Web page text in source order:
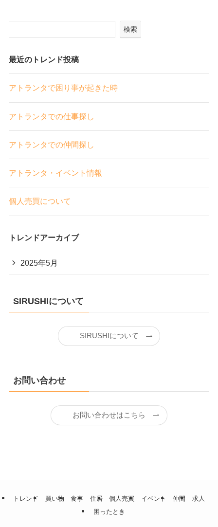
検索
最近のトレンド投稿
アトランタで困り事が起きた時
アトランタでの仕事探し
アトランタでの仲間探し
アトランタ・イベント情報
個人売買について
トレンドアーカイブ
2025年5月
SIRUSHIについて
SIRUSHIについて
お問い合わせ
お問い合わせはこちら
トレンド 買い物 食事 住居 個人売買 イベント 仲間
求人
困ったとき